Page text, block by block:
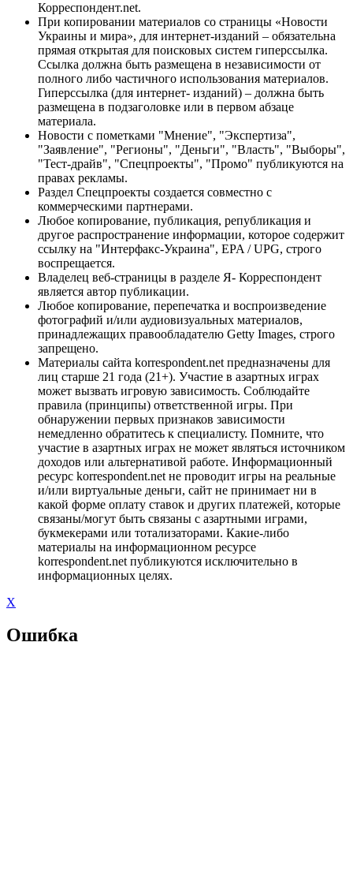
Корреспондент.net.
При копировании материалов со страницы «Новости
Украины и мира», для интернет-изданий – обязательна
прямая открытая для поисковых систем гиперссылка.
Ссылка должна быть размещена в независимости от
полного либо частичного использования материалов.
Гиперссылка (для интернет- изданий) – должна быть
размещена в подзаголовке или в первом абзаце
материала.
Новости с пометками "Мнение", "Экспертиза",
"Заявление", "Регионы", "Деньги", "Власть", "Выборы",
"Тест-драйв", "Спецпроекты", "Промо" публикуются на
правах рекламы.
Раздел Спецпроекты создается совместно с
коммерческими партнерами.
Любое копирование, публикация, републикация и
другое распространение информации, которое содержит
ссылку на "Интерфакс-Украина", EPA / UPG, строго
воспрещается.
Владелец веб-страницы в разделе Я- Корреспондент
является автор публикации.
Любое копирование, перепечатка и воспроизведение
фотографий и/или аудиовизуальных материалов,
принадлежащих правообладателю Getty Images, строго
запрещено.
Материалы сайта korrespondent.net предназначены для
лиц старше 21 года (21+). Участие в азартных играх
может вызвать игровую зависимость. Соблюдайте
правила (принципы) ответственной игры. При
обнаружении первых признаков зависимости
немедленно обратитесь к специалисту. Помните, что
участие в азартных играх не может являться источником
доходов или альтернативой работе. Информационный
ресурс korrespondent.net не проводит игры на реальные
и/или виртуальные деньги, сайт не принимает ни в
какой форме оплату ставок и других платежей, которые
связаны/могут быть связаны с азартными играми,
букмекерами или тотализаторами. Какие-либо
материалы на информационном ресурсе
korrespondent.net публикуются исключительно в
информационных целях.
X
Ошибка